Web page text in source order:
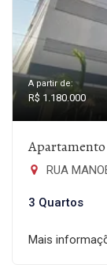
A partir de:
R$ 1.180.000
Apartamento
RUA
3 Quartos
Mais